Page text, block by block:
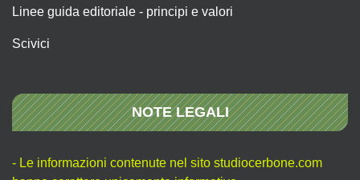
Linee guida editoriale - principi e valori
Scivici
NOTE LEGALI
- Le informazioni contenute nel sito studiocerbone.com